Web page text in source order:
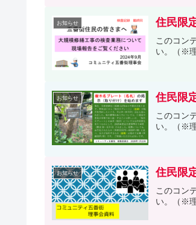
お知らせ 住民限
このコン
い。（※
お知らせ 住民限
このコン
い。（※
お知らせ 住民限
このコン
い。（※